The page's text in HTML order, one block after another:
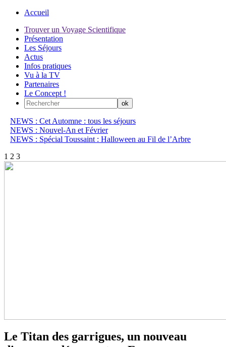
Accueil
Trouver un Voyage Scientifique
Présentation
Les Séjours
Actus
Infos pratiques
Vu à la TV
Partenaires
Le Concept !
NEWS : Cet Automne : tous les séjours
NEWS : Nouvel-An et Février
NEWS : Spécial Toussaint : Halloween au Fil de l’Arbre
1 2 3
Le Titan des garrigues, un nouveau